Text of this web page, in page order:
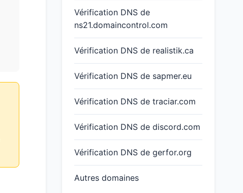
Vérification DNS de
ns21.domaincontrol.com
Vérification DNS de realistik.ca
Vérification DNS de sapmer.eu
Vérification DNS de traciar.com
Vérification DNS de discord.com
Vérification DNS de gerfor.org
Autres domaines